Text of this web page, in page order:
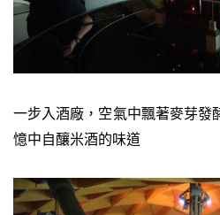
一步入酒廠，空氣中飄著麥芽發
憶中自釀米酒的味道